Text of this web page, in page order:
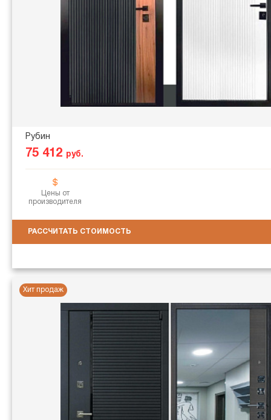
Рубин
75 412 руб.
Цены от
производителя
РАССЧИТАТЬ СТОИМОСТЬ
Хит продаж